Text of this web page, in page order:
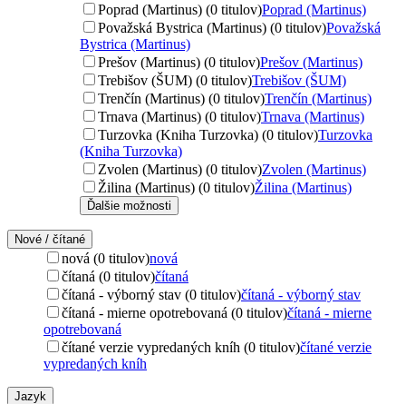
Poprad (Martinus) (0 titulov)Poprad (Martinus)
Považská Bystrica (Martinus) (0 titulov)Považská
Bystrica (Martinus)
Prešov (Martinus) (0 titulov)Prešov (Martinus)
Trebišov (ŠUM) (0 titulov)Trebišov (ŠUM)
Trenčín (Martinus) (0 titulov)Trenčín (Martinus)
Trnava (Martinus) (0 titulov)Trnava (Martinus)
Turzovka (Kniha Turzovka) (0 titulov)Turzovka
(Kniha Turzovka)
Zvolen (Martinus) (0 titulov)Zvolen (Martinus)
Žilina (Martinus) (0 titulov)Žilina (Martinus)
Ďalšie možnosti
Nové / čítané
nová (0 titulov)nová
čítaná (0 titulov)čítaná
čítaná - výborný stav (0 titulov)čítaná - výborný stav
čítaná - mierne opotrebovaná (0 titulov)čítaná - mierne
opotrebovaná
čítané verzie vypredaných kníh (0 titulov)čítané verzie
vypredaných kníh
Jazyk